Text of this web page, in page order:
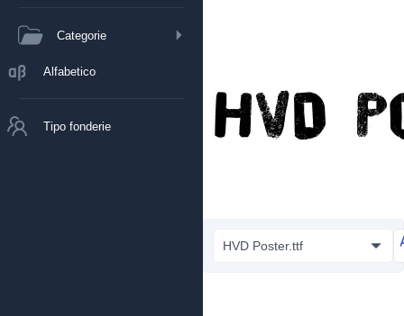
Categorie
Alfabetico
Tipo fonderie
HVD Poster.ttf